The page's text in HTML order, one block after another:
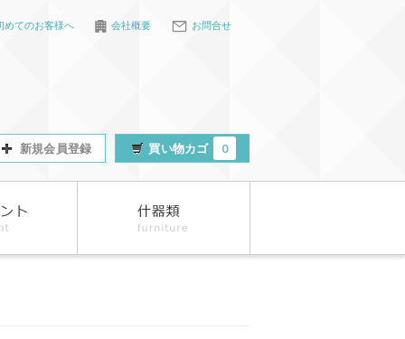
めてのお客様へ 会社概要 お問合せ
新規会員登録 買い物カゴ 0